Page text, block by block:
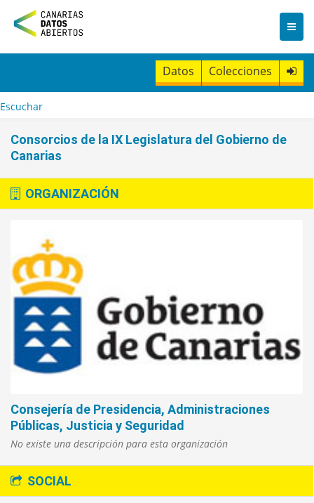
n
t
o
Datos Colecciones
Escuchar
Consorcios de la IX Legislatura del Gobierno de
Canarias
ORGANIZACIÓN
Consejería de Presidencia, Administraciones
Públicas, Justicia y Seguridad
No existe una descripción para esta organización
SOCIAL